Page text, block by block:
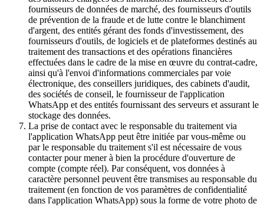
fournisseurs de données de marché, des fournisseurs d'outils
de prévention de la fraude et de lutte contre le blanchiment
d'argent, des entités gérant des fonds d'investissement, des
fournisseurs d'outils, de logiciels et de plateformes destinés au
traitement des transactions et des opérations financières
effectuées dans le cadre de la mise en œuvre du contrat-cadre,
ainsi qu'à l'envoi d'informations commerciales par voie
électronique, des conseillers juridiques, des cabinets d'audit,
des sociétés de conseil, le fournisseur de l'application
WhatsApp et des entités fournissant des serveurs et assurant le
stockage des données.
La prise de contact avec le responsable du traitement via
l'application WhatsApp peut être initiée par vous-même ou
par le responsable du traitement s'il est nécessaire de vous
contacter pour mener à bien la procédure d'ouverture de
compte (compte réel). Par conséquent, vos données à
caractère personnel peuvent être transmises au responsable du
traitement (en fonction de vos paramètres de confidentialité
dans l'application WhatsApp) sous la forme de votre photo de